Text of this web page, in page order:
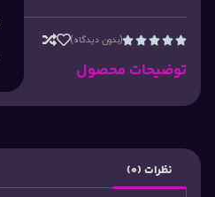




(بدون دیدگاه)
توضیحات محصول
نظرات (0)